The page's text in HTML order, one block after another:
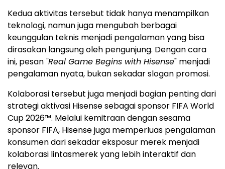
Kedua aktivitas tersebut tidak hanya menampilkan
teknologi, namun juga mengubah berbagai
keunggulan teknis menjadi pengalaman yang bisa
dirasakan langsung oleh pengunjung. Dengan cara
ini, pesan "Real Game Begins with Hisense" menjadi
pengalaman nyata, bukan sekadar slogan promosi.
Kolaborasi tersebut juga menjadi bagian penting dari
strategi aktivasi Hisense sebagai sponsor FIFA World
Cup 2026™. Melalui kemitraan dengan sesama
sponsor FIFA, Hisense juga memperluas pengalaman
konsumen dari sekadar eksposur merek menjadi
kolaborasi lintasmerek yang lebih interaktif dan
relevan.